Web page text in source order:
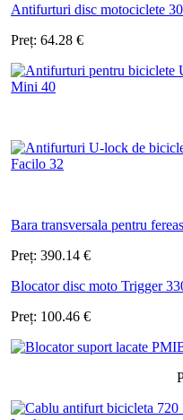
Antifurturi disc motociclete
Preț: 64.28 €
Bara transversala pentru
Preț: 390.14 €
Blocator disc moto Trigger
Preț: 100.46 €